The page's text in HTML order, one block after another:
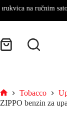
na ručnim
Tobacco
ZIPPO benzin za